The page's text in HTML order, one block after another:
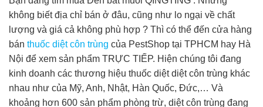
không biết địa chỉ bán ở đâu, cũng như lo ngại về chất
lượng và giá cả không phù hợp ? Thì có thể đến cửa hàng
bán thuốc diệt côn trùng của PestShop tại TPHCM hay Hà
Nội để xem sản phẩm TRỰC TIẾP. Hiện chúng tôi đang
kinh doanh các thương hiệu thuốc diệt diệt côn trùng khác
nhau như của Mỹ, Anh, Nhật, Hàn Quốc, Đức,… Và
khoảng hơn 600 sản phẩm phòng trừ, diệt côn trùng đang